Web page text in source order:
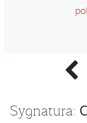
zdjęcie
Sygnatura: